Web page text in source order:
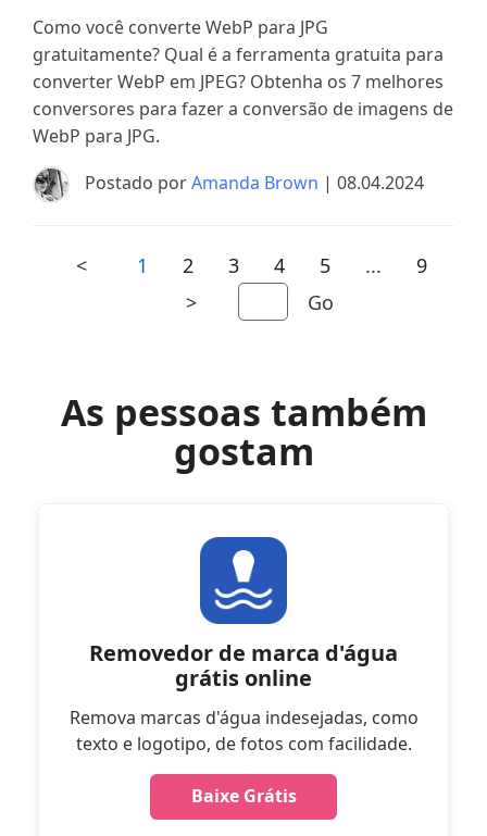
Como você converte WebP para JPG
gratuitamente? Qual é a ferramenta gratuita para
converter WebP em JPEG? Obtenha os 7 melhores
conversores para fazer a conversão de imagens de
WebP para JPG.
Postado porAmanda Brown | 08.04.2024
< 1 2 3 4 5 ...
9
>
Go
As pessoas também
gostam
Removedor de marca d'água
grátis online
Remova marcas d'água indesejadas, como
texto e logotipo, de fotos com facilidade.
Baixe Grátis